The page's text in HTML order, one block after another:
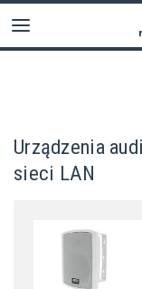
Urządzenia
sieci LAN